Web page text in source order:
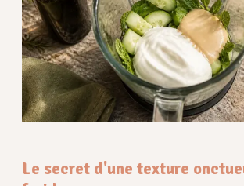
Le secret d'une texture